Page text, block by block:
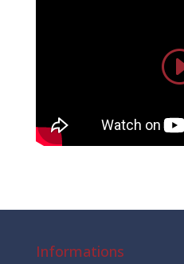
Informations